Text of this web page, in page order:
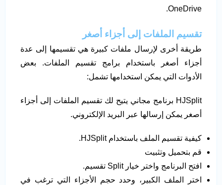
OneDrive.
تقسيم الملفات إلى أجزاء أصغر
طريقة أخرى لإرسال ملفات كبيرة هي تقسيمها إلى عدة
أجزاء أصغر باستخدام برامج تقسيم الملفات. بعض
الأدوات التي يمكن استخدامها تشمل:
HJSplit برنامج مجاني يتيح لك تقسيم الملفات إلى أجزاء
أصغر يمكن إرسالها عبر البريد الإلكتروني.
كيفية تقسيم الملف باستخدام HJSplit.
قم بتحميل وتثبيت
افتح البرنامج واختر خيار Split تقسيم.
اختر الملف الكبير، وحدد حجم الأجزاء التي ترغب في